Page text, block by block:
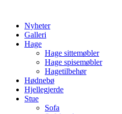
contentNyheter
Galleri
Hage
Hage sittemøbler
Hage spisemøbler
Hagetilbehør
Hødnebø
Hjellegjerde
Stue
Sofa